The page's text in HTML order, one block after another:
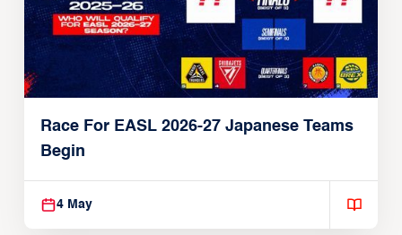
Race For EASL 2026-27 Japanese Teams
Begin
4 May